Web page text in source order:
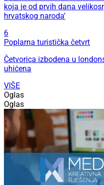
koja je od prvih dana
hrvatskog naroda’
6
Poplarna turistička četvrt
Četvorica izbodena u
uhićena
VIŠE
Oglas
Oglas